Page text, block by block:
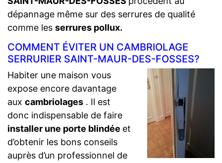
dépannage même sur des serrures de qualité
comme les serrures pollux.
COMMENT ÉVITER UN CAMBRIOLAGE
SERRURIER SAINT-MAUR-DES-FOSSES?
Habiter une maison vous
expose encore davantage
aux cambriolages . Il est
donc indispensable de faire
installer une porte blindée et
d’obtenir les bons conseils
auprès d’un professionnel de